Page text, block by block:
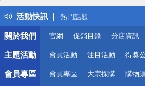
活動快訊
得獎公告
熱門話題
銀行優惠
偏遠地區配送
詐騙網頁！請小心！
關於我們
官網 促銷目錄 分店資訊
主題活動 會員活動 注目活動 得獎
會員專區 會員專區 大宗採購 購物